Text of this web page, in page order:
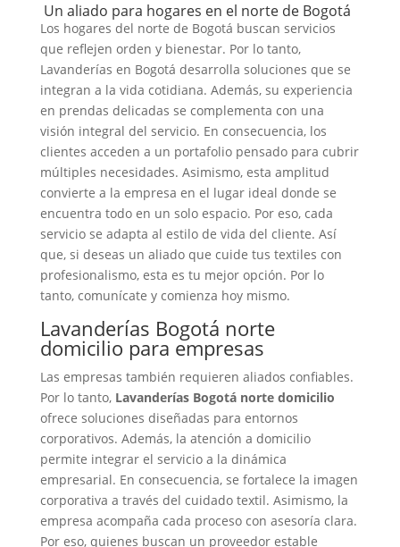
Un aliado para hogares en el norte de Bogotá
Los hogares del norte de Bogotá buscan servicios
que reflejen orden y bienestar. Por lo tanto,
Lavanderías en Bogotá desarrolla soluciones que se
integran a la vida cotidiana. Además, su experiencia
en prendas delicadas se complementa con una
visión integral del servicio. En consecuencia, los
clientes acceden a un portafolio pensado para cubrir
múltiples necesidades. Asimismo, esta amplitud
convierte a la empresa en el lugar ideal donde se
encuentra todo en un solo espacio. Por eso, cada
servicio se adapta al estilo de vida del cliente. Así
que, si deseas un aliado que cuide tus textiles con
profesionalismo, esta es tu mejor opción. Por lo
tanto, comunícate y comienza hoy mismo.
Lavanderías Bogotá norte
domicilio para empresas
Las empresas también requieren aliados confiables.
Por lo tanto, Lavanderías Bogotá norte domicilio
ofrece soluciones diseñadas para entornos
corporativos. Además, la atención a domicilio
permite integrar el servicio a la dinámica
empresarial. En consecuencia, se fortalece la imagen
corporativa a través del cuidado textil. Asimismo, la
empresa acompaña cada proceso con asesoría clara.
Por eso, quienes buscan un proveedor estable